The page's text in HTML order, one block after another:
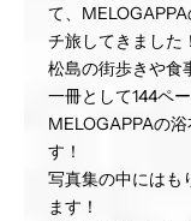
て、
チ旅してきました！
松島の街歩きや食
一冊として144ペ
MELOGAPPAの
す！
写真集の中にはも
ます！